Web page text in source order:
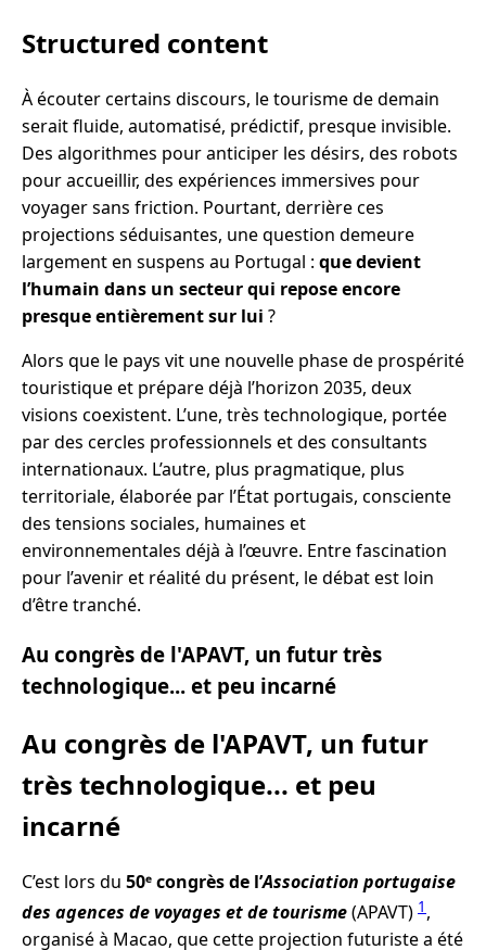
Structured content
À écouter certains discours, le tourisme de demain
serait fluide, automatisé, prédictif, presque invisible.
Des algorithmes pour anticiper les désirs, des robots
pour accueillir, des expériences immersives pour
voyager sans friction. Pourtant, derrière ces
projections séduisantes, une question demeure
largement en suspens au Portugal : que devient
l’humain dans un secteur qui repose encore
presque entièrement sur lui ?
Alors que le pays vit une nouvelle phase de prospérité
touristique et prépare déjà l’horizon 2035, deux
visions coexistent. L’une, très technologique, portée
par des cercles professionnels et des consultants
internationaux. L’autre, plus pragmatique, plus
territoriale, élaborée par l’État portugais, consciente
des tensions sociales, humaines et
environnementales déjà à l’œuvre. Entre fascination
pour l’avenir et réalité du présent, le débat est loin
d’être tranché.
Au congrès de l'APAVT, un futur très
technologique... et peu incarné
Au congrès de l'APAVT, un futur
très technologique... et peu
incarné
C’est lors du 50ᵉ congrès de l’Association portugaise
des agences de voyages et de tourisme(APAVT) 1 ,
organisé à Macao, que cette projection futuriste a été